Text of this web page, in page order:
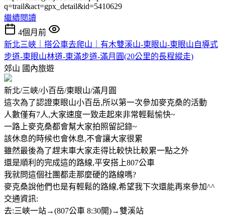
q=trail&act=gpx_detail&id=5410629
繼續閱讀
4個月前
新北三峽｜搭公車去爬山｜有木雙溪山-東眼山-東眼山自導式
步道-東眼山林道-東滿步道-滿月圓(20公里的長程縱走)
郊山 國內旅遊
新北/三峽/小百岳/東眼山/滿月圓
這次為了認證東眼山小百岳,所以第一次參加麥克桑的活動
人數僅有7人,大家速度一致走起來非常輕鬆愉快~
一路上麥克桑都會幫大家拍照留記錄~
該休息的時候也會休息,不會讓大家很累
雖然最後為了趕末車大家走得比較快比較累一點之外
還是順利的完成這的路線,平安搭上807公車
我就問這個社團都走那麼硬的路線嗎?
麥克桑說他們也是有輕鬆的路線,希望我下次還能再來參加^^
交通資訊:
去:三峽一站→(807公車 8:30開)→雙溪站